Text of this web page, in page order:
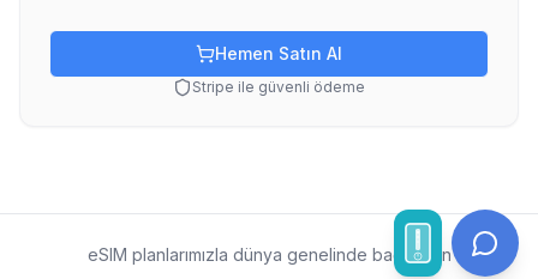
Hemen Satın Al
Stripe ile güvenli ödeme
eSIM planlarımızla dünya genelinde bağlı kalın